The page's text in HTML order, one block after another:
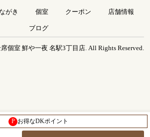
がき 個室 クーポン 店舗情報
ブログ
個室 鮮や一夜 名駅3丁目店. All Rights Reserved.
P お得なDKポイント